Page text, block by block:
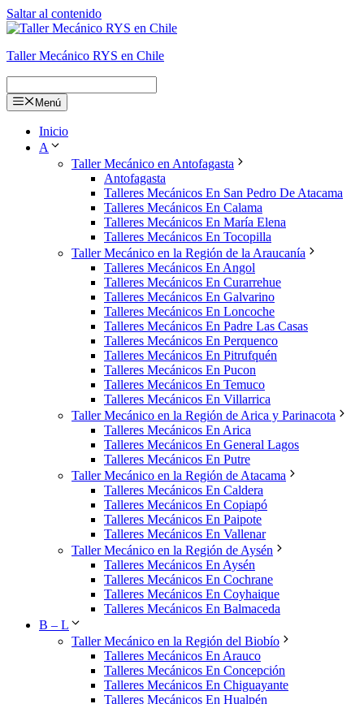
Saltar al contenido
Taller Mecánico RYS en Chile
Menú
Inicio
A
Taller Mecánico en Antofagasta
Antofagasta
Talleres Mecánicos En San Pedro De Atacama
Talleres Mecánicos En Calama
Talleres Mecánicos En María Elena
Talleres Mecánicos En Tocopilla
Taller Mecánico en la Región de la Araucanía
Talleres Mecánicos En Angol
Talleres Mecánicos En Curarrehue
Talleres Mecánicos En Galvarino
Talleres Mecánicos En Loncoche
Talleres Mecánicos En Padre Las Casas
Talleres Mecánicos En Perquenco
Talleres Mecánicos En Pitrufquén
Talleres Mecánicos En Pucon
Talleres Mecánicos En Temuco
Talleres Mecánicos En Villarrica
Taller Mecánico en la Región de Arica y Parinacota
Talleres Mecánicos En Arica
Talleres Mecánicos En General Lagos
Talleres Mecánicos En Putre
Taller Mecánico en la Región de Atacama
Talleres Mecánicos En Caldera
Talleres Mecánicos En Copiapó
Talleres Mecánicos En Paipote
Talleres Mecánicos En Vallenar
Taller Mecánico en la Región de Aysén
Talleres Mecánicos En Aysén
Talleres Mecánicos En Cochrane
Talleres Mecánicos En Coyhaique
Talleres Mecánicos En Balmaceda
B – L
Taller Mecánico en la Región del Biobío
Talleres Mecánicos En Arauco
Talleres Mecánicos En Concepción
Talleres Mecánicos En Chiguayante
Talleres Mecánicos En Hualpén